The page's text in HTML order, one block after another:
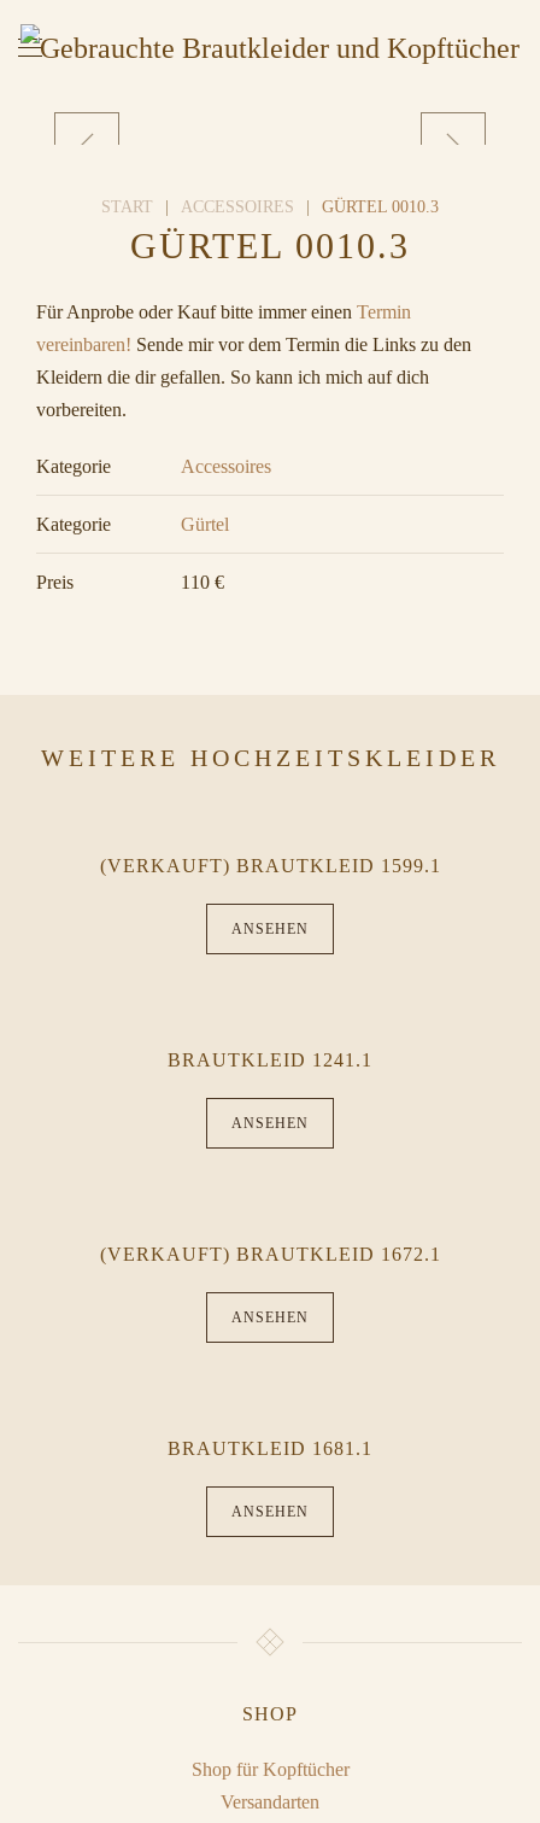
START ACCESSOIRES GÜRTEL 0010.3
GÜRTEL 0010.3
Für Anprobe oder Kauf bitte immer einen Termin
vereinbaren! Sende mir vor dem Termin die Links zu den
Kleidern die dir gefallen. So kann ich mich auf dich
vorbereiten.
Kategorie Accessoires
Kategorie Gürtel
Preis 110 €
WEITERE HOCHZEITSKLEIDER
(VERKAUFT) BRAUTKLEID 1599.1
ANSEHEN
BRAUTKLEID 1241.1
ANSEHEN
(VERKAUFT) BRAUTKLEID 1672.1
ANSEHEN
BRAUTKLEID 1681.1
ANSEHEN
SHOP
Shop für Kopftücher
Versandarten